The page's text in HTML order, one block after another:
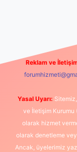
Reklam ve
Yasal Uyarı:
ve İletişim Kurumu
olarak hizmet
olarak denetleme
Ancak, üyelerimiz